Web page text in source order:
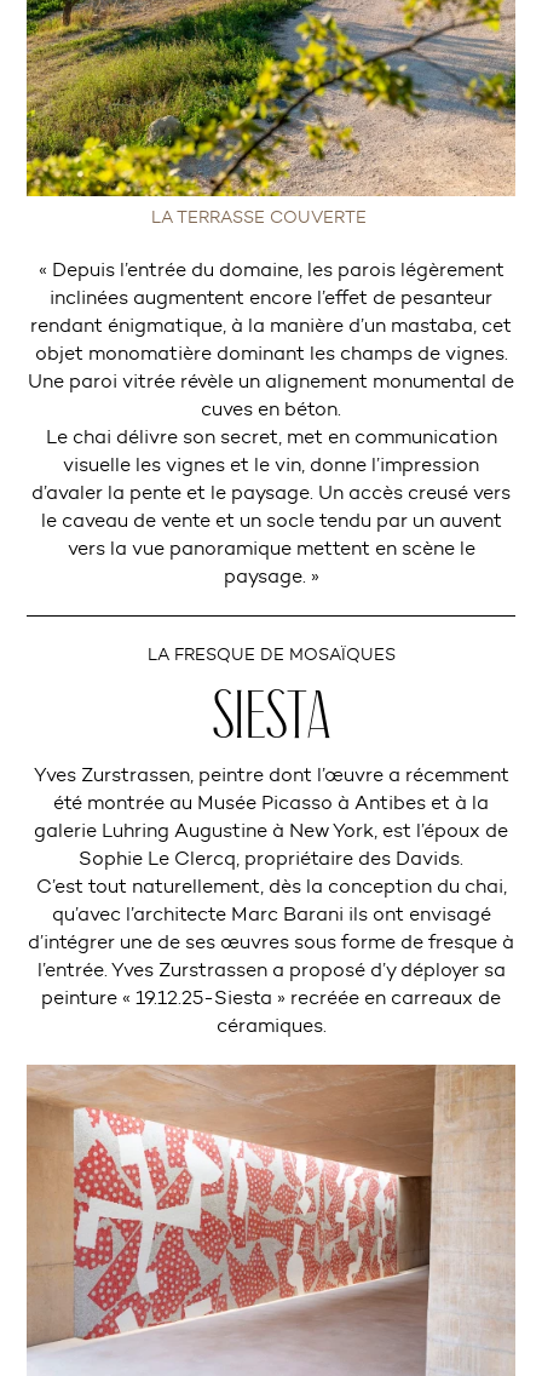
LA TERRASSE COUVERTE
« Depuis l’entrée du domaine, les parois légèrement
inclinées augmentent encore l’effet de pesanteur
rendant énigmatique, à la manière d’un mastaba, cet
objet monomatière dominant les champs de vignes.
Une paroi vitrée révèle un alignement monumental de
cuves en béton.
Le chai délivre son secret, met en communication
visuelle les vignes et le vin, donne l’impression
d’avaler la pente et le paysage. Un accès creusé vers
le caveau de vente et un socle tendu par un auvent
vers la vue panoramique mettent en scène le
paysage. »
LA FRESQUE DE MOSAÏQUES
SIESTA
Yves Zurstrassen, peintre dont l’œuvre a récemment
été montrée au Musée Picasso à Antibes et à la
galerie Luhring Augustine à New York, est l’époux de
Sophie Le Clercq, propriétaire des Davids.
C’est tout naturellement, dès la conception du chai,
qu’avec l’architecte Marc Barani ils ont envisagé
d’intégrer une de ses œuvres sous forme de fresque à
l’entrée. Yves Zurstrassen a proposé d’y déployer sa
peinture « 19.12.25-Siesta » recréée en carreaux de
céramiques.